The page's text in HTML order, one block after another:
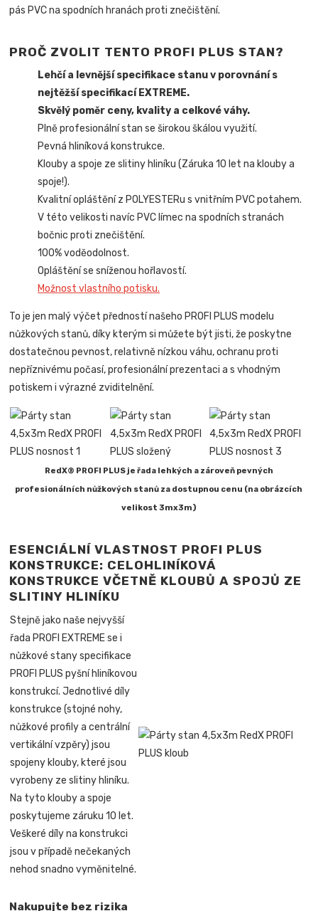
pás PVC na spodních hranách proti znečištění.
PROČ ZVOLIT TENTO PROFI PLUS STAN?
Lehčí a levnější specifikace stanu v porovnání s
nejtěžší specifikací EXTREME.
Skvělý poměr ceny, kvality a celkové váhy.
Plně profesionální stan se širokou škálou využití.
Pevná hliníková konstrukce.
Klouby a spoje ze slitiny hliníku (Záruka 10 let na klouby a
spoje!).
Kvalitní opláštění z POLYESTERu s vnitřním PVC potahem.
V této velikosti navíc PVC límec na spodních stranách
bočnic proti znečištění.
100% voděodolnost.
Opláštění se sníženou hořlavostí.
Možnost vlastního potisku.
To je jen malý výčet předností našeho PROFI PLUS modelu
nůžkových stanů, díky kterým si můžete být jisti, že poskytne
dostatečnou pevnost, relativně nízkou váhu, ochranu proti
nepříznivému počasí, profesionální prezentaci a s vhodným
potiskem i výrazné zviditelnění.
RedX® PROFI PLUS je řada lehkých a zároveň pevných
profesionálních nůžkových stanů za dostupnou cenu (na obrázcích
velikost 3mx3m)
ESENCIÁLNÍ VLASTNOST PROFI PLUS
KONSTRUKCE: CELOHLINÍKOVÁ
KONSTRUKCE VČETNĚ KLOUBŮ A SPOJŮ ZE
SLITINY HLINÍKU
Stejně jako naše nejvyšší
řada PROFI EXTREME se i
nůžkové stany specifikace
PROFI PLUS pyšní hliníkovou
konstrukcí. Jednotlivé díly
konstrukce (stojné nohy,
nůžkové profily a centrální
vertikální vzpěry) jsou
spojeny klouby, které jsou
vyrobeny ze slitiny hliníku.
Na tyto klouby a spoje
poskytujeme záruku 10 let.
Veškeré díly na konstrukci
jsou v případě nečekaných
nehod snadno vyměnitelné.
Nakupujte bez rizika